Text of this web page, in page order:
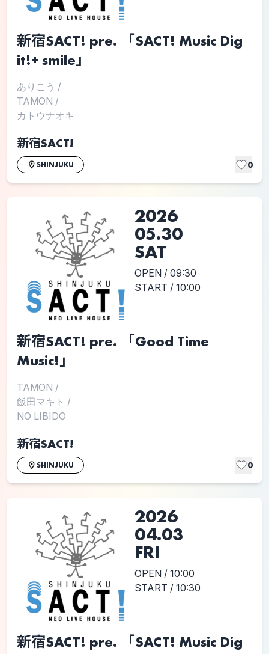
新宿SACT! pre. 「SACT! Music Dig
it!+ smile」
ありこう /
TAMON /
カトウナオキ
新宿SACT!
SHINJUKU 0
2026
05.30
SAT
OPEN / 09:30
START / 10:00
新宿SACT! pre. 「Good Time
Music!」
TAMON /
飯田マキト /
NO LIBIDO
新宿SACT!
SHINJUKU 0
2026
04.03
FRI
OPEN / 10:00
START / 10:30
新宿SACT! pre. 「SACT! Music Dig